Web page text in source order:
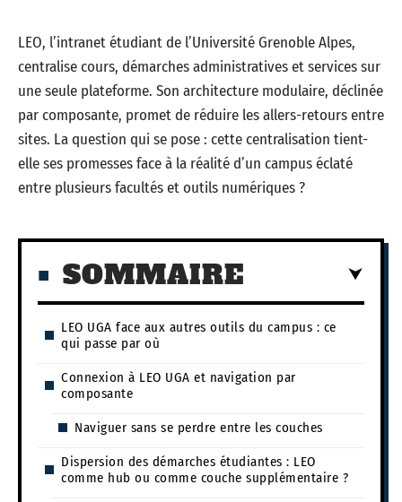
LEO, l’intranet étudiant de l’Université Grenoble Alpes,
centralise cours, démarches administratives et services sur
une seule plateforme. Son architecture modulaire, déclinée
par composante, promet de réduire les allers-retours entre
sites. La question qui se pose : cette centralisation tient-
elle ses promesses face à la réalité d’un campus éclaté
entre plusieurs facultés et outils numériques ?
SOMMAIRE
LEO UGA face aux autres outils du campus : ce
qui passe par où
Connexion à LEO UGA et navigation par
composante
Naviguer sans se perdre entre les couches
Dispersion des démarches étudiantes : LEO
comme hub ou comme couche supplémentaire ?